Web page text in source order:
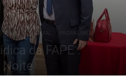
FOTO GERAL PROPAGANDA
da FAPE .